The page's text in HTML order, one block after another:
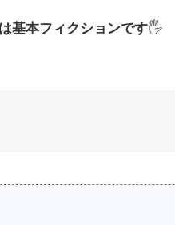
基本フィクションです🖐